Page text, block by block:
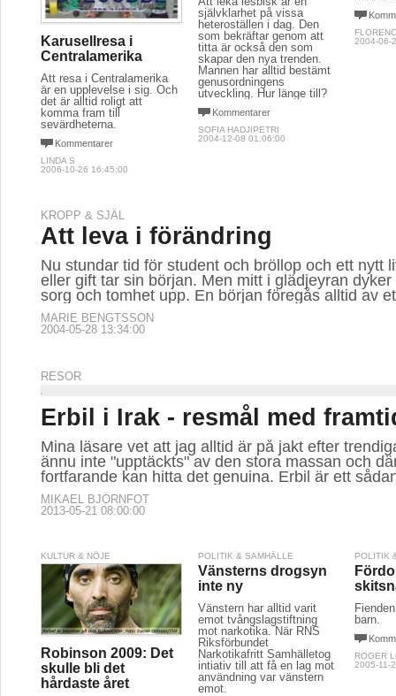
Karusellresa i
Centralamerika
Att resa i Centralamerika
är en upplevelse i sig. Och
det är alltid roligt att
komma fram till
sevärdheterna.
Kommentarer
LINDA S
2006-10-26 16:45:00
självklarhet på vissa
heteroställen i dag. Den
som bekräftar genom att
titta är också den som
skapar den nya trenden.
Mannen har alltid bestämt
genusordningens
utveckling. Hur länge till?
Kommentarer
SOFIA HADJIPETRI
2004-12-08 01:06:00
2004-06-
KROPP & SJÄL
Att leva i förändring
Nu stundar tid för student och bröllop och ett nytt
eller gift tar sin början. Men mitt i glädjeyran
sorg och tomhet upp. En början föregås alltid av
MARIE BENGTSSON
2004-05-28 13:34:00
RESOR
Erbil i Irak - resmål med
Mina läsare vet att jag alltid är på jakt efter
ännu inte "upptäckts" av den stora massan och
fortfarande kan hitta det genuina. Erbil är ett
MIKAEL BJÖRNFOT
2013-05-21 08:00:00
KULTUR & NÖJE
Robinson 2009: Det
skulle bli det
hårdaste året
POLITIK & SAMHÄLLE
Vänsterns drogsyn
inte ny
Vänstern har alltid varit
emot tvångslagstiftning
mot narkotika. När RNS
Riksförbundet
Narkotikafritt Samhälletog
intiativ till att få en lag mot
användning var vänstern
emot.
POLITIK
barn.
ROGER
2005-11-